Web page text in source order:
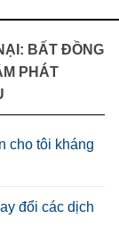
BẤT ĐỒNG
PHÁT
cho tôi kháng
đổi các dịch